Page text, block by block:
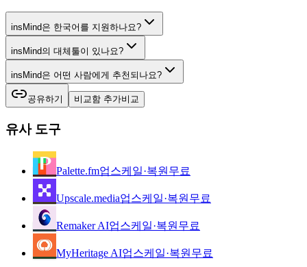
insMind은 한국어를 지원하나요?
insMind의 대체툴이 있나요?
insMind은 어떤 사람에게 추천되나요?
공유하기 비교함 추가비교
유사 도구
Palette.fm업스케일·복원 무료
Upscale.media업스케일·복원 무료
Remaker AI업스케일·복원 무료
MyHeritage AI업스케일·복원 무료